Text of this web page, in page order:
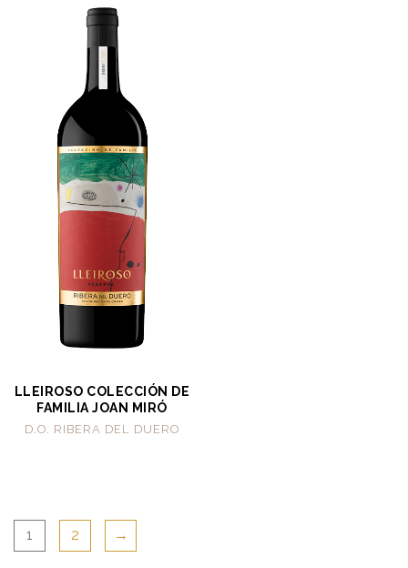
LLEIROSO COLECCIÓN DE
FAMILIA JOAN MIRÓ
D.O. RIBERA DEL DUERO
1 2 →